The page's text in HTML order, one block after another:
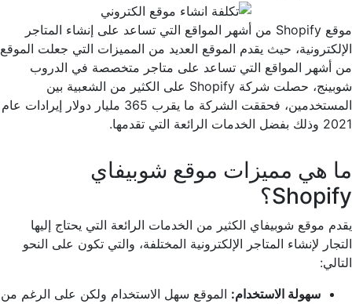
موقع Shopify من أشهر المواقع التي تساعد على إنشاء المتاجر
الإلكترونية، حيث يقدم الموقع العديد من المميزات التي جعلت الموقع
من أشهر المواقع التي تساعد على متاجر متخصصة في الدروب
شوبينج، حصلت شركة Shopify على الكثير من الشعبية بين
المستخدمين، فحققت الشركة ما يقرب 365 مليار دولار إيرادات عام
2021 وذلك بفضل الخدمات الرائعة التي تقدمها.
ما هي مميزات موقع شوبيفاي
Shopify؟
يقدم موقع شوبيفاي الكثير من الخدمات الرائعة التي يحتاج إليها
التجار لإنشاء المتاجر الإلكترونية المختلفة، والتي تكون على النحو
التالي:
سهولة الاستخدام: الموقع سهل الاستخدام ولكن على الرغم من